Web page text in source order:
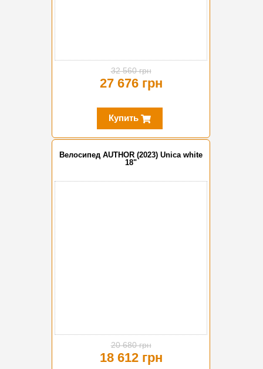
32 560 грн
27 676 грн
Купить
Велосипед AUTHOR (2023) Unica white
18"
20 680 грн
18 612 грн